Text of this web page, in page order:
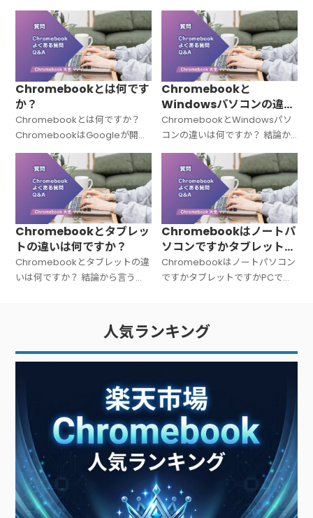
まとめました。
た。
Chromebookとは何です
か？
Chromebookとは何ですか？
ChromebookはGoogleが開発
した「Chrome OS（クローム
OS）」を搭載したノートパソコ
ンの総称です。Windowsでも
Macでもない
Chromebookと
Windowsパソコンの違い
は何ですか？
ChromebookとWindowsパソ
コンの違いは何ですか？ 結論か
ら言うと、Chromebookと
Windowsパソコンは「OSが違
う＝中身の設計思想がまったく
違う」パソコンです。C
Chromebookとタブレッ
トの違いは何ですか？
Chromebookとタブレットの違
いは何ですか？ 結論から言う
トは「タッチ操作中心の板型デ
バイス」です。文字入力が多い
Chromebookはノートパ
ソコンですかタブレットで
すかPCですか？
Chromebookはノートパソコン
ですかタブレットですかPCです
ン（PC）」です。広い意味での
PC（パーソナルコンピュータ
ー）
人気ランキング